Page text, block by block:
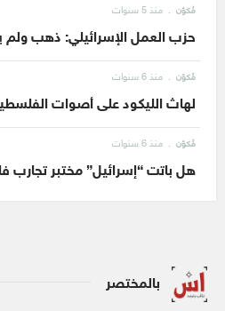
مُكوّن منذ 5 سنوات
حزب العمل الإسرائيلي: ذهب ولم
مُكوّن منذ 6 سنوات
لهاث الليكود على أصوات
مُكوّن منذ 6 سنوات
هل باتت “إسرائيل” مختبر تجارب
بالمختصر